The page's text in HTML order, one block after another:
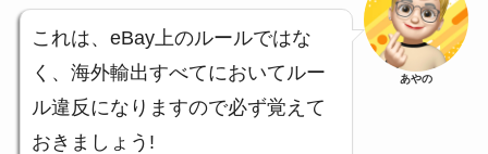
これは、eBay上のルールではな
く、海外輸出すべてにおいてルー
ル違反になりますので必ず覚えて
おきましょう!
あやの